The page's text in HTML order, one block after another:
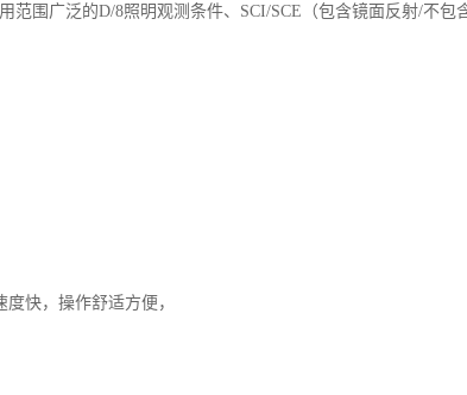
范围广泛的D/8照明观测条件、SCI/SCE（包含镜面反射/不包
快，操作舒适方便，